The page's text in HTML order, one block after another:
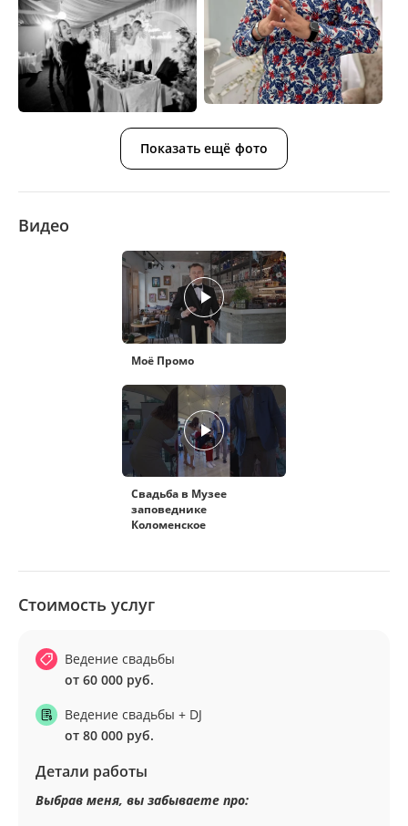
Показать ещё фото
Видео
Моё Промо
Свадьба в Музее
заповеднике
Коломенское
Стоимость услуг
Ведение свадьбы
от 60 000 руб.
Ведение свадьбы + DJ
от 80 000 руб.
Детали работы
Выбрав меня, вы забываете про: